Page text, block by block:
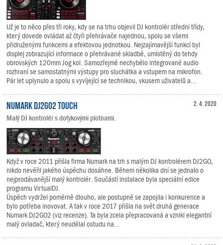
Už je to něco přes tři roky, kdy se na trhu objevil DJ kontrolér střední třídy,
který dovede ovládat až čtyři přehrávače najednou, spolu se všemi
přidruženými funkcemi a efektovou jednotkou. Nejzajímavější funkcí byl
displej zobrazující informace o přehrávané skladbě, umístěný do tehdy
obrovských 120mm Jog kol. Samozřejmě nechybělo integrované audio
rozhraní se samostatnými výstupy pro sluchátka a vstupem na mikrofon.
Pár let uplynulo a spolu s vyvíjející se technikou, vkusem uživatelů a...
2. 4. 2020
Numark DJ2GO2 Touch
Malý DJ kontrolér s dotykovými plotnami.
Když v roce 2011 přišla firma Numark na trh s malým DJ kontrolérem DJ2GO,
nikdo nevěřil jakého úspěchu dosáhne. Během několika dní se jednalo o
nejprodávanější malý kontrolér. Součástí instalace byla speciální edice
programu VirtualDJ.
Úspěch vydržel poměrně dlouho, ale postupně se zapojila i konkurence a
bylo potřeba inovovat. A tak v roce 2017 přišla na svět druhá generace
Numark DJ2GO2 (viz recenze). Ta byla zcela přepracovaná a vznikl elegantní
malý ovladač, který neudělal ostudu na...